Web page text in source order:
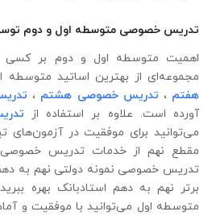
تدریس خصوصی متوسطه اول و دوم
اهمیت متوسطه اول و دوم بر کسی
مجموعه‌ای از بهترین اساتید متوسطه
هفتم، تدریس خصوصی هشتم ،
آورده است. علاوه ‌بر استفاده از
می‌توانید برای موفقیت در آزمون‌های
مقطع نهم از خدمات تدریس خصوصی
تدریس خصوصی نمونه دولتی نهم به
برتر نهم به دهم استادبانک بهره‌
متوسطه اول می‌توانید با موفقیت و